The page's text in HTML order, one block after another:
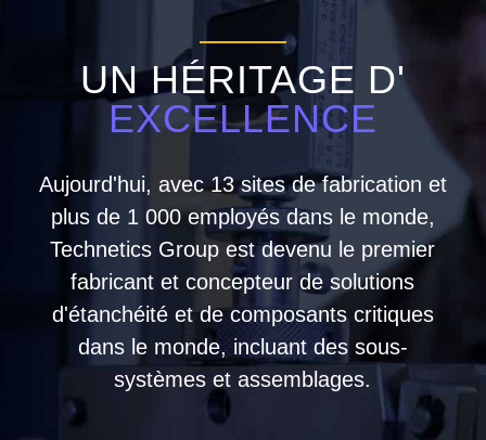
UN HÉRITAGE D'
EXCELLENCE
Aujourd'hui, avec 13 sites de fabrication et
plus de 1 000 employés dans le monde,
Technetics Group est devenu le premier
fabricant et concepteur de solutions
d'étanchéité et de composants critiques
dans le monde, incluant des sous-
systèmes et assemblages.